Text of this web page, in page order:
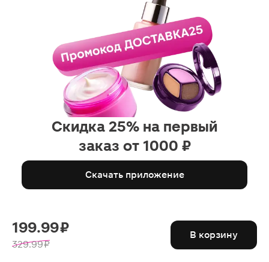
Скидка 25% на первый
заказ от 1000 ₽
Скачать приложение
199.99 ₽
329.99 ₽
В корзину